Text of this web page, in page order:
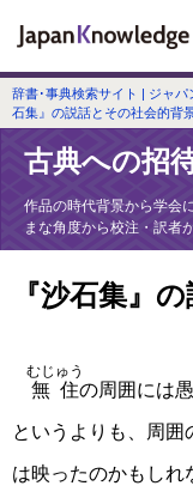
辞書･事典検索サイト | ジャパ
石集』の説話とその社会的背景
古典への招
作品の時代背景から学会
まな角度から校注・訳者
『沙石集』
無住
むじゅう
の周囲には
というよりも、周囲
は映ったのかもしれ